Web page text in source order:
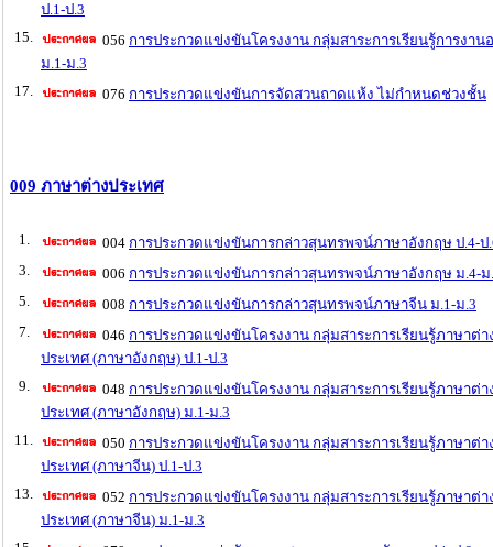
ป.1-ป.3
15.
056 การประกวดแข่งขันโครงงาน กลุ่มสาระการเรียนรู้การงาน
ม.1-ม.3
17.
076 การประกวดแข่งขันการจัดสวนถาดแห้ง ไม่กำหนดช่วงชั้น
009 ภาษาต่างประเทศ
1. 004 การประกวดแข่งขันการกล่าวสุนทรพจน์ภาษาอังกฤษ ป.4-ป
3.
006 การประกวดแข่งขันการกล่าวสุนทรพจน์ภาษาอังกฤษ ม.4-ม
5.
008 การประกวดแข่งขันการกล่าวสุนทรพจน์ภาษาจีน ม.1-ม.3
7.
046 การประกวดแข่งขันโครงงาน กลุ่มสาระการเรียนรู้ภาษาต่า
ประเทศ (ภาษาอังกฤษ) ป.1-ป.3
9.
048 การประกวดแข่งขันโครงงาน กลุ่มสาระการเรียนรู้ภาษาต่า
ประเทศ (ภาษาอังกฤษ) ม.1-ม.3
11.
050 การประกวดแข่งขันโครงงาน กลุ่มสาระการเรียนรู้ภาษาต่า
ประเทศ (ภาษาจีน) ป.1-ป.3
13.
052 การประกวดแข่งขันโครงงาน กลุ่มสาระการเรียนรู้ภาษาต่า
ประเทศ (ภาษาจีน) ม.1-ม.3